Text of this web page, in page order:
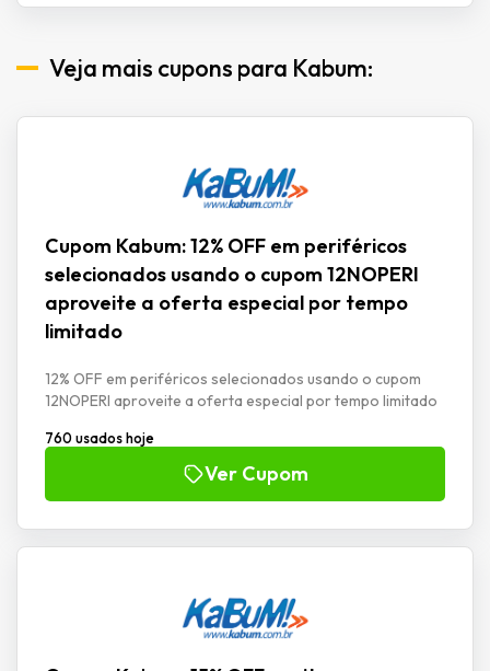
Veja mais cupons para Kabum:
Cupom Kabum: 12% OFF em periféricos
selecionados usando o cupom 12NOPERI
aproveite a oferta especial por tempo
limitado
12% OFF em periféricos selecionados usando o cupom
12NOPERI aproveite a oferta especial por tempo limitado
760 usados hoje
Ver Cupom